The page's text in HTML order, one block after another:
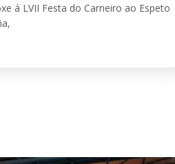
á LVII Festa do Carneiro ao Espeto